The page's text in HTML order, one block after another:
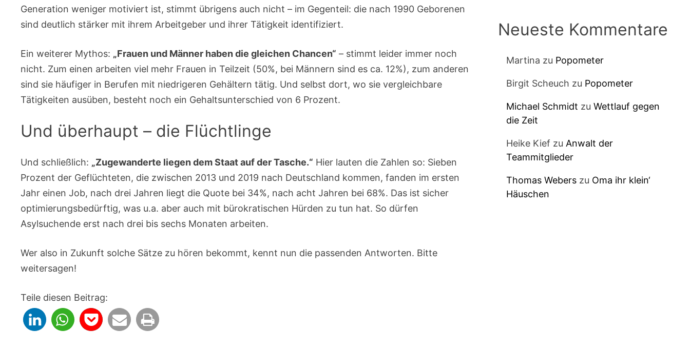
Generation weniger motiviert ist, stimmt übrigens auch nicht – im Gegenteil: die nach 1990 Geborenen
sind deutlich stärker mit ihrem Arbeitgeber und ihrer Tätigkeit identifiziert.
Ein weiterer Mythos: „Frauen und Männer haben die gleichen Chancen“ – stimmt leider immer noch
nicht. Zum einen arbeiten viel mehr Frauen in Teilzeit (50%, bei Männern sind es ca. 12%), zum anderen
sind sie häufiger in Berufen mit niedrigeren Gehältern tätig. Und selbst dort, wo sie vergleichbare
Tätigkeiten ausüben, besteht noch ein Gehaltsunterschied von 6 Prozent.
Und überhaupt – die Flüchtlinge
Und schließlich: „Zugewanderte liegen dem Staat auf der Tasche.“ Hier lauten die Zahlen so: Sieben
Prozent der Geflüchteten, die zwischen 2013 und 2019 nach Deutschland kommen, fanden im ersten
Jahr einen Job, nach drei Jahren liegt die Quote bei 34%, nach acht Jahren bei 68%. Das ist sicher
optimierungsbedürftig, was u.a. aber auch mit bürokratischen Hürden zu tun hat. So dürfen
Asylsuchende erst nach drei bis sechs Monaten arbeiten.
Wer also in Zukunft solche Sätze zu hören bekommt, kennt nun die passenden Antworten. Bitte
weitersagen!
Teile diesen Beitrag:
Neueste Kommentare
Martina zu Popometer
Birgit Scheuch zu Popometer
Michael Schmidt zu Wettlauf gegen
die Zeit
Heike Kief zu Anwalt der
Teammitglieder
Thomas Weberszu Oma ihr klein‘
Häuschen